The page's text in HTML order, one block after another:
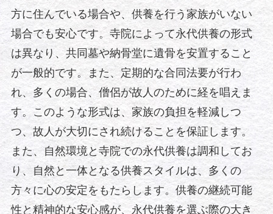
方に住んでいる場合や、供養を行う家族がいない
場合でも安心です。寺院によって永代供養の形式
は異なり、共同墓や納骨堂に遺骨を安置すること
が一般的です。また、定期的な合同法要が行わ
れ、多くの場合、僧侶が故人のために経を唱えま
す。このような形式は、家族の負担を軽減しつ
つ、故人が大切にされ続けることを保証します。
また、自然環境と寺院での永代供養は調和してお
り、自然と一体となる供養スタイルは、多くの
方々に心の安定をもたらします。供養の継続可能
性と精神的な安心感が、永代供養を選ぶ際の大き